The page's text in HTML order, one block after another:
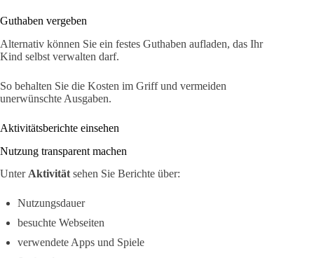
Guthaben vergeben
Alternativ können Sie ein festes Guthaben aufladen, das Ihr
Kind selbst verwalten darf.
So behalten Sie die Kosten im Griff und vermeiden
unerwünschte Ausgaben.
Aktivitätsberichte einsehen
Nutzung transparent machen
UnterAktivitätsehen Sie Berichte über:
Nutzungsdauer
besuchte Webseiten
verwendete Apps und Spiele